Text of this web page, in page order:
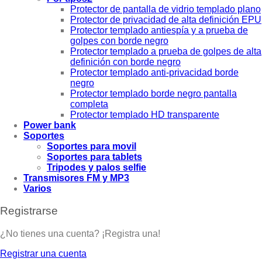
Protector de pantalla de vidrio templado plano
Protector de privacidad de alta definición EPU
Protector templado antiespía y a prueba de
golpes con borde negro
Protector templado a prueba de golpes de alta
definición con borde negro
Protector templado anti-privacidad borde
negro
Protector templado borde negro pantalla
completa
Protector templado HD transparente
Power bank
Soportes
Soportes para movil
Soportes para tablets
Tripodes y palos selfie
Transmisores FM y MP3
Varios
Registrarse
¿No tienes una cuenta? ¡Registra una!
Registrar una cuenta